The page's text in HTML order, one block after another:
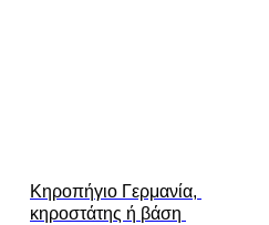
Κηροπήγιο Γερμανία,
κηροστάτης ή βάση